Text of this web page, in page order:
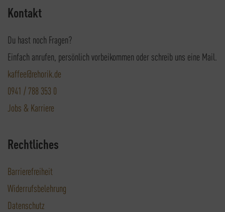
Kontakt
Du hast noch Fragen?
Einfach anrufen, persönlich vorbeikommen oder schreib uns eine Mail.
kaffee@rehorik.de
0941 / 788 353 0
Jobs & Karriere
Rechtliches
Barrierefreiheit
Widerrufsbelehrung
Datenschutz